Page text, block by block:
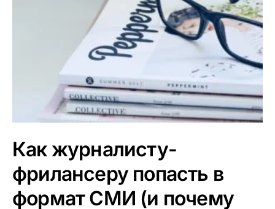
Как журналисту-
фрилансеру попасть в
формат СМИ (и почему